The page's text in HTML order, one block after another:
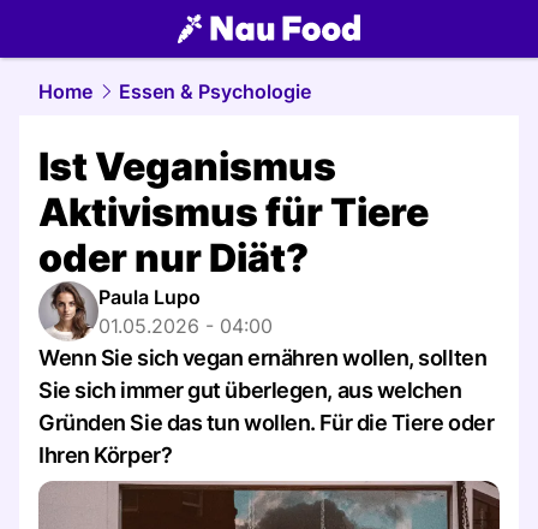
food.NAU.ch
Home Essen & Psychologie
Ist Veganismus
Aktivismus für Tiere
oder nur Diät?
Paula Lupo
01.05.2026 - 04:00
Wenn Sie sich vegan ernähren wollen, sollten
Sie sich immer gut überlegen, aus welchen
Gründen Sie das tun wollen. Für die Tiere oder
Ihren Körper?